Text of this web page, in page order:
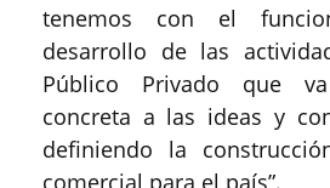
tenemos con el
desarrollo de las
Público Privado que
concreta a las ideas y
definiendo la
comercial para el país”.